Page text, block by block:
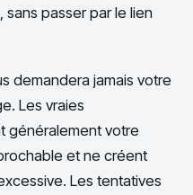
sans passer par le lien
demandera jamais votre
Les vraies
généralement votre
et ne créent
Les tentatives